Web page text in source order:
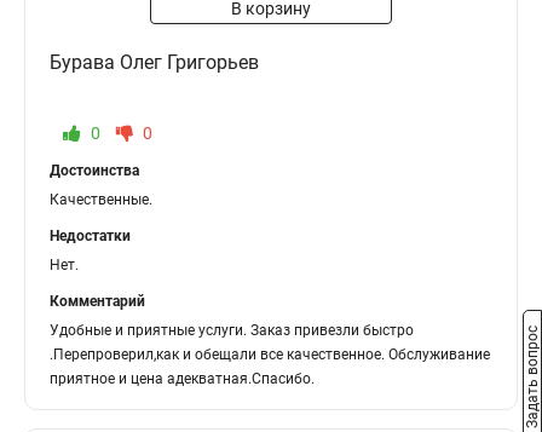
В корзину
Бурава Олег Григорьев
0 0
Достоинства
Качественные.
Недостатки
Нет.
Комментарий
Удобные и приятные услуги. Заказ привезли быстро
.Перепроверил,как и обещали все качественное. Обслуживание
приятное и цена адекватная.Спасибо.
Задать вопрос